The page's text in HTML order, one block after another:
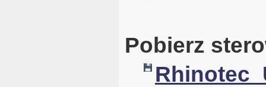
Pobierz